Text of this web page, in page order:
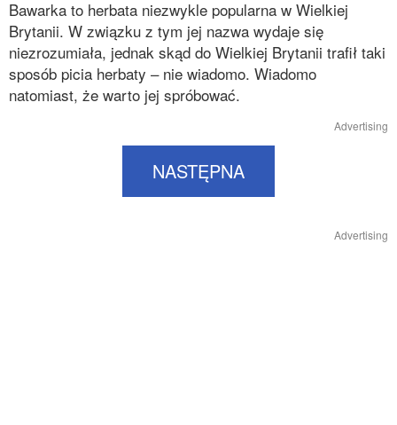
Bawarka to herbata niezwykle popularna w Wielkiej
Brytanii. W związku z tym jej nazwa wydaje się
niezrozumiała, jednak skąd do Wielkiej Brytanii trafił taki
sposób picia herbaty – nie wiadomo. Wiadomo
natomiast, że warto jej spróbować.
Advertising
NASTĘPNA
Advertising